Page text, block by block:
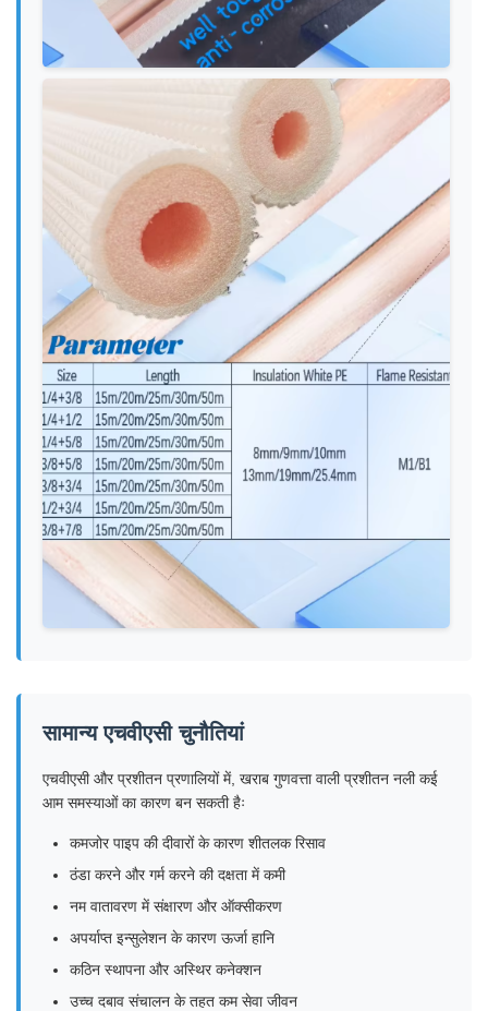
सामान्य एचवीएसी चुनौतियां
एचवीएसी और प्रशीतन प्रणालियों में, खराब गुणवत्ता वाली प्रशीतन नली कई
आम समस्याओं का कारण बन सकती हैः
कमजोर पाइप की दीवारों के कारण शीतलक रिसाव
ठंडा करने और गर्म करने की दक्षता में कमी
नम वातावरण में संक्षारण और ऑक्सीकरण
अपर्याप्त इन्सुलेशन के कारण ऊर्जा हानि
कठिन स्थापना और अस्थिर कनेक्शन
उच्च दबाव संचालन के तहत कम सेवा जीवन